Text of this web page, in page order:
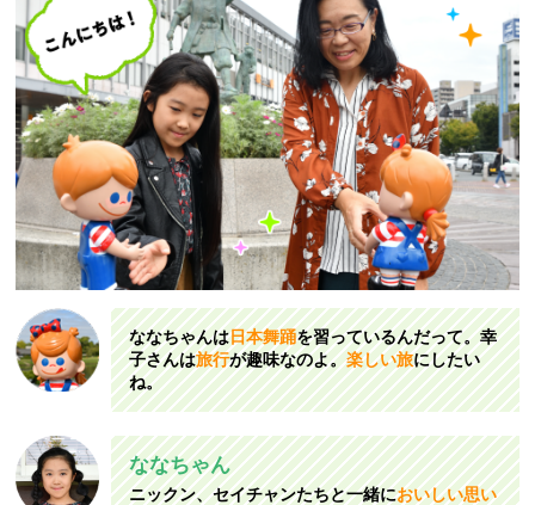
ななちゃんは日本舞踊を習っているんだって。幸
子さんは旅行が趣味なのよ。楽しい旅にしたい
ね。
ななちゃん
ニックン、セイチャンたちと一緒においしい思い